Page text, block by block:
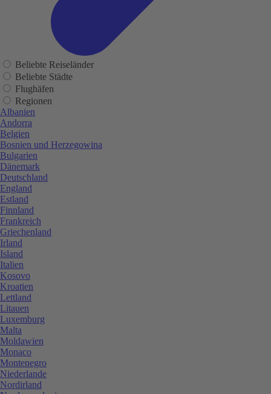
Beliebte Reiseländer
Beliebte Städte
Flughäfen
Regionen
Albanien
Andorra
Belgien
Bosnien und Herzegowina
Bulgarien
Dänemark
Deutschland
England
Estland
Finnland
Frankreich
Griechenland
Irland
Island
Italien
Kosovo
Kroatien
Lettland
Litauen
Luxemburg
Malta
Moldawien
Monaco
Montenegro
Niederlande
Nordirland